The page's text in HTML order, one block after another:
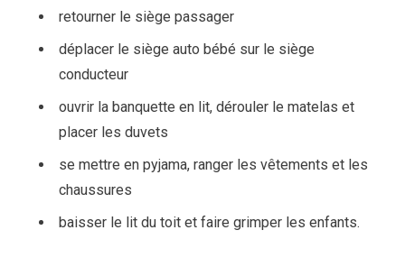
retourner le siège passager
déplacer le siège auto bébé sur le siège
conducteur
ouvrir la banquette en lit, dérouler le matelas et
placer les duvets
se mettre en pyjama, ranger les vêtements et les
chaussures
baisser le lit du toit et faire grimper les enfants.